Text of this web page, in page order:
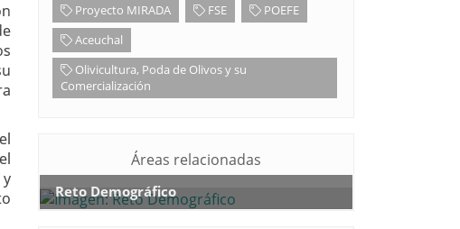
Proyecto MIRADA
FSE
POEFE
Aceuchal
Olivicultura, Poda de Olivos y su
Comercialización
Áreas relacionadas
Reto Demográfico